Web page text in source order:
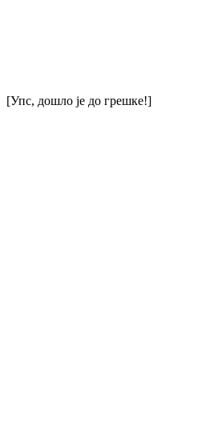
[Упс, дошло је до грешке!]